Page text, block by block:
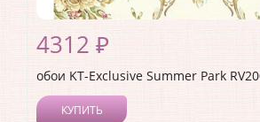
4312 ₽
обои KT-Exclusive Summer Park
КУПИТЬ